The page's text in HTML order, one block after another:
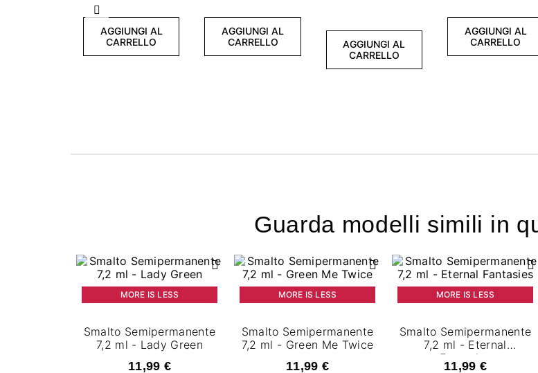
Precedente
AGGIUNGI AL
CARRELLO
AGGIUNGI AL
CARRELLO
AGGIUNGI AL
CARRELLO
AGGIUNGI AL
CARRELLO
Guarda modelli simili in
MORE IS LESS
Smalto Semipermanente
7,2 ml - Lady Green
11,99 €
MORE IS LESS
Smalto Semipermanente
7,2 ml - Green Me Twice
11,99 €
MORE IS LESS
Smalto Semipermanente
7,2 ml - Eternal
Fantasies
11,99 €